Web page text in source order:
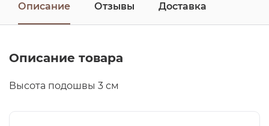
Описание Отзывы Доставка
Описание товара
Высота подошвы 3 см